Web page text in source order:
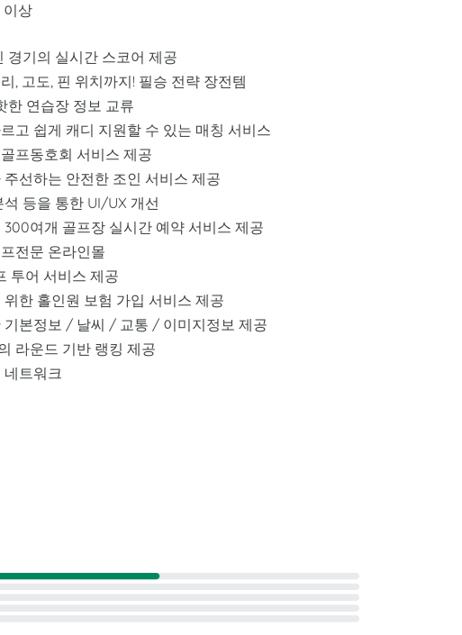
이상
경기의 실시간 스코어 제공
, 고도, 핀 위치까지! 필승 전략 장전템
한 연습장 정보 교류
고 쉽게 캐디 지원할 수 있는 매칭 서비스
프동호회 서비스 제공
선하는 안전한 조인 서비스 제공
등을 통한 UI/UX 개선
여개 골프장 실시간 예약 서비스 제공
전문 온라인몰
투어 서비스 제공
한 홀인원 보험 가입 서비스 제공
기본정보 / 날씨 / 교통 / 이미지정보 제공
라운드 기반 랭킹 제공
네트워크